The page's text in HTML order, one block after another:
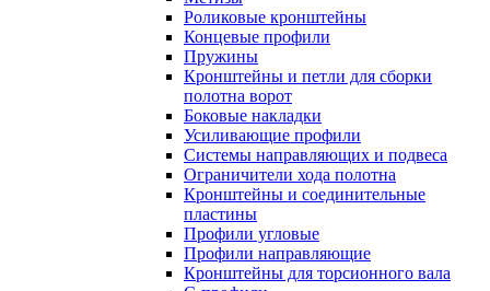
Роликовые кронштейны
Концевые профили
Пружины
Кронштейны и петли для сборки
полотна ворот
Боковые накладки
Усиливающие профили
Системы направляющих и подвеса
Ограничители хода полотна
Кронштейны и соединительные
пластины
Профили угловые
Профили направляющие
Кронштейны для торсионного вала